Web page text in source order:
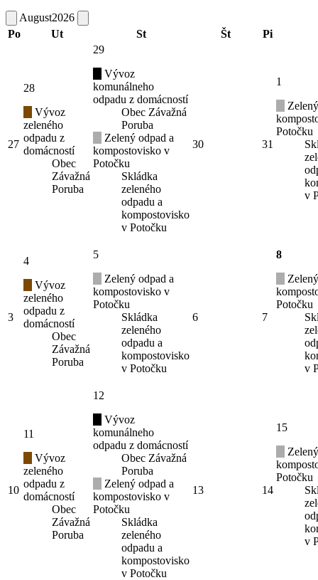
August2026
Po
Ut St Št Pi
27
28
Vývoz
zeleného
odpadu z
domácností
Obec
Závažná
Poruba
29
Vývoz
komunálneho
odpadu z domácností
Obec Závažná
Poruba
Zelený odpad a
kompostovisko v
Potočku
Skládka
zeleného
odpadu a
kompostovisko
v Potočku
30 31
1
Potočku
v
3
4
Vývoz
zeleného
odpadu z
domácností
Obec
Závažná
Poruba
5
Zelený odpad a
kompostovisko v
Potočku
Skládka
zeleného
odpadu a
kompostovisko
v Potočku
6 7
8
Potočku
v
10
11
Vývoz
zeleného
odpadu z
domácností
Obec
Závažná
Poruba
12
Vývoz
komunálneho
odpadu z domácností
Obec Závažná
Poruba
Zelený odpad a
kompostovisko v
Potočku
Skládka
zeleného
odpadu a
kompostovisko
v Potočku
13 14
15
Potočku
v